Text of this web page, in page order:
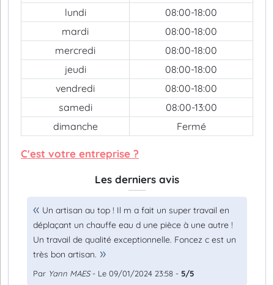
lundi
08:00-18:00
mardi
08:00-18:00
mercredi
08:00-18:00
jeudi
08:00-18:00
vendredi
08:00-18:00
samedi
08:00-13:00
dimanche
Fermé
C'est votre entreprise ?
Les derniers avis
Un artisan au top ! Il m a fait un super travail en
déplaçant un chauffe eau d une pièce à une autre !
Un travail de qualité exceptionnelle. Foncez c est un
très bon artisan.
Par Yann MAES- Le 09/01/2024 23:58 - 5/5